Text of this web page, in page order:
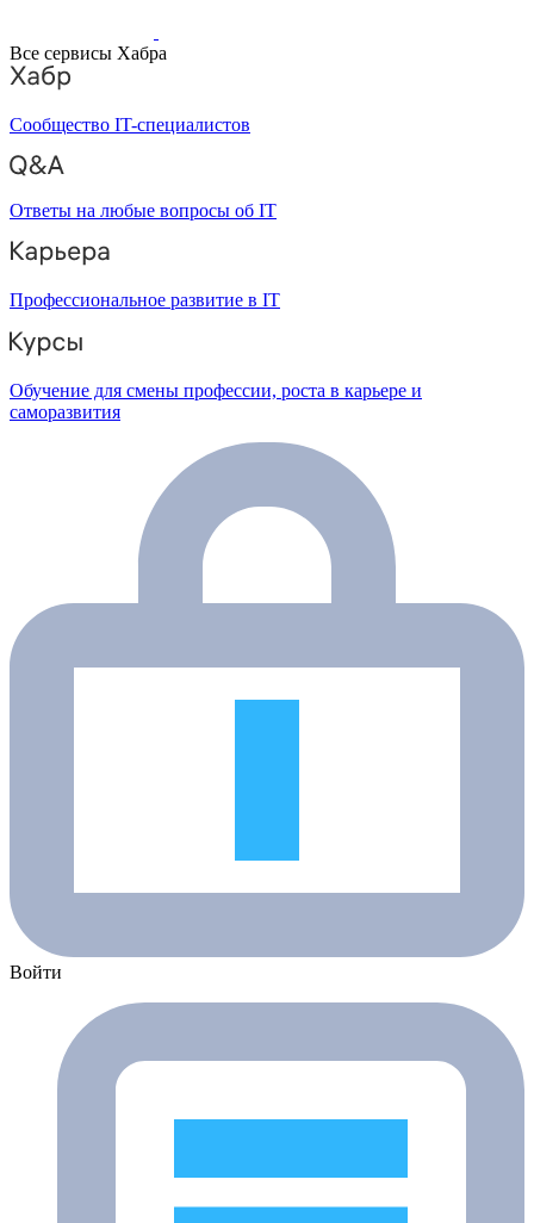
Все сервисы Хабра
Сообщество IT-специалистов
Ответы на любые вопросы об IT
Профессиональное развитие в IT
Обучение для смены профессии, роста в карьере и
саморазвития
Войти